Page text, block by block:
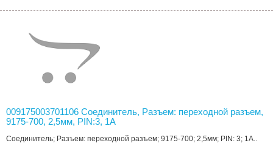
009175003701106 Соединитель, Разъем: переходной разъем,
9175-700, 2,5мм, PIN:3, 1А
Соединитель; Разъем: переходной разъем; 9175-700; 2,5мм; PIN: 3; 1А..